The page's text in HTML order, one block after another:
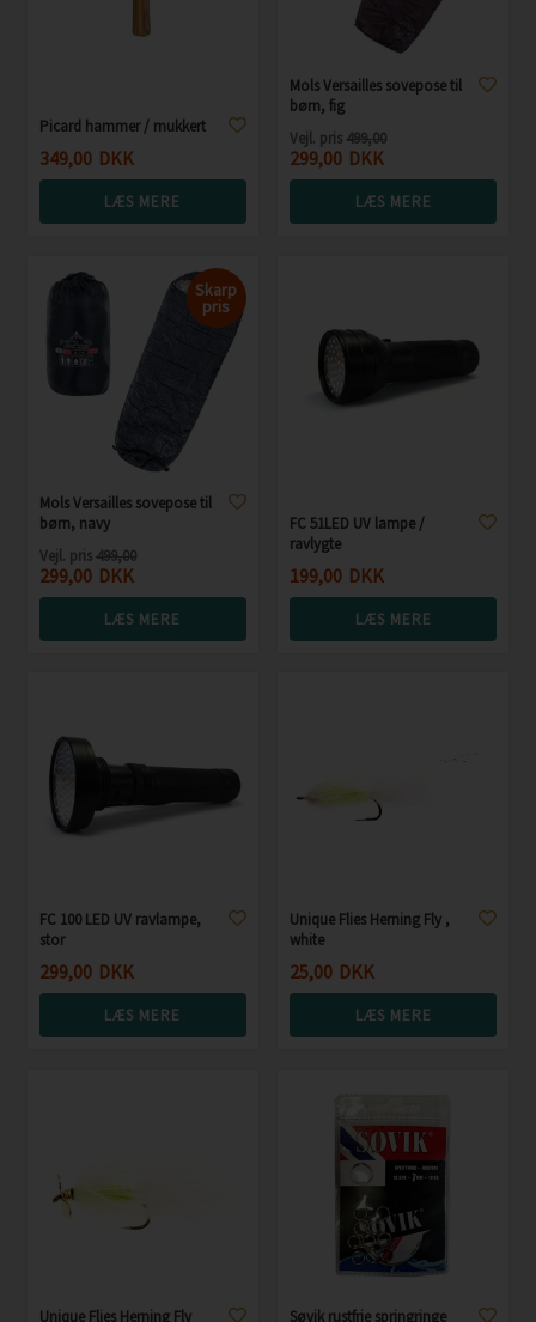
Picard hammer / mukkert
349,00 DKK
LÆS MERE
Mols Versailles sovepose til
børn, fig
Vejl. pris 499,00
299,00 DKK
LÆS MERE
Skarp
pris
Mols Versailles sovepose til
børn, navy
Vejl. pris499,00
299,00 DKK
LÆS MERE
FC 51LED UV lampe /
ravlygte
199,00 DKK
LÆS MERE
FC 100 LED UV ravlampe,
stor
299,00 DKK
LÆS MERE
Unique Flies Herning Fly ,
white
25,00 DKK
LÆS MERE
Unique Flies Herning Fly Søvik rustfrie springringe